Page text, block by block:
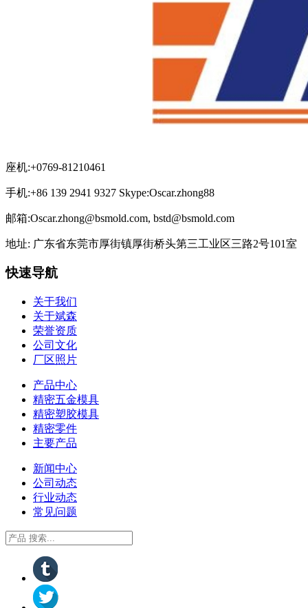
座机:+0769-81210461
手机:+86 139 2941 9327 Skype:Oscar.zhong88
邮箱:Oscar.zhong@bsmold.com, bstd@bsmold.com
地址: 广东省东莞市厚街镇厚街桥头第三工业区三路2号101室
快速导航
关于我们
关于斌森
荣誉资质
公司文化
厂区照片
产品中心
精密五金模具
精密塑胶模具
精密零件
主要产品
新闻中心
公司动态
行业动态
常见问题